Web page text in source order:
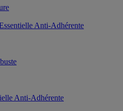
Anti-Adhérente
Anti-Adhérente